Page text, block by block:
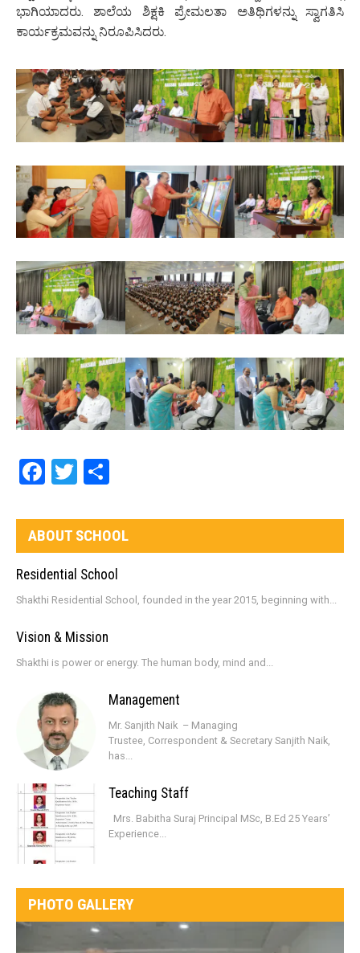
ಭಾಗಿಯಾದರು. ಶಾಲೆಯ ಶಿಕ್ಷಕಿ ಪ್ರೇಮಲತಾ ಅತಿಥಿಗಳನ್ನು ಸ್ವಾಗತಿಸಿ
ಕಾರ್ಯಕ್ರಮವನ್ನು ನಿರೂಪಿಸಿದರು.
Facebook
Twitter
ABOUT SCHOOL
Residential School
Shakthi Residential School, founded in the year 2015, beginning with...
Vision & Mission
Shakthi is power or energy. The human body, mind and...
Management
Mr. Sanjith Naik – Managing
Trustee, Correspondent & Secretary Sanjith Naik,
has...
Teaching Staff
Mrs. Babitha Suraj Principal MSc, B.Ed 25 Years’
Experience...
PHOTO GALLERY